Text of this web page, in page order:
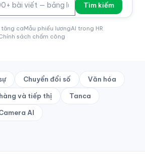
Tìm kiếm
tăng caMẫu phiếu lươngAI trong HR
sách chấm công
Chuyển đổi số Văn hóa
và tiếp thị Tanca
AI